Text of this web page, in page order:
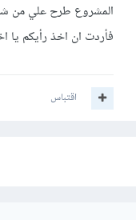
المشروع طرح علي من
فأردت ان اخذ رأيكم يا
اقتباس